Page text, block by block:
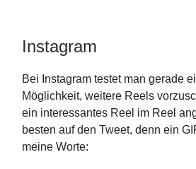
Instagram
Bei Instagram testet man gerade
Möglichkeit, weitere Reels
ein interessantes Reel im Reel
besten auf den Tweet, denn ein
meine Worte: